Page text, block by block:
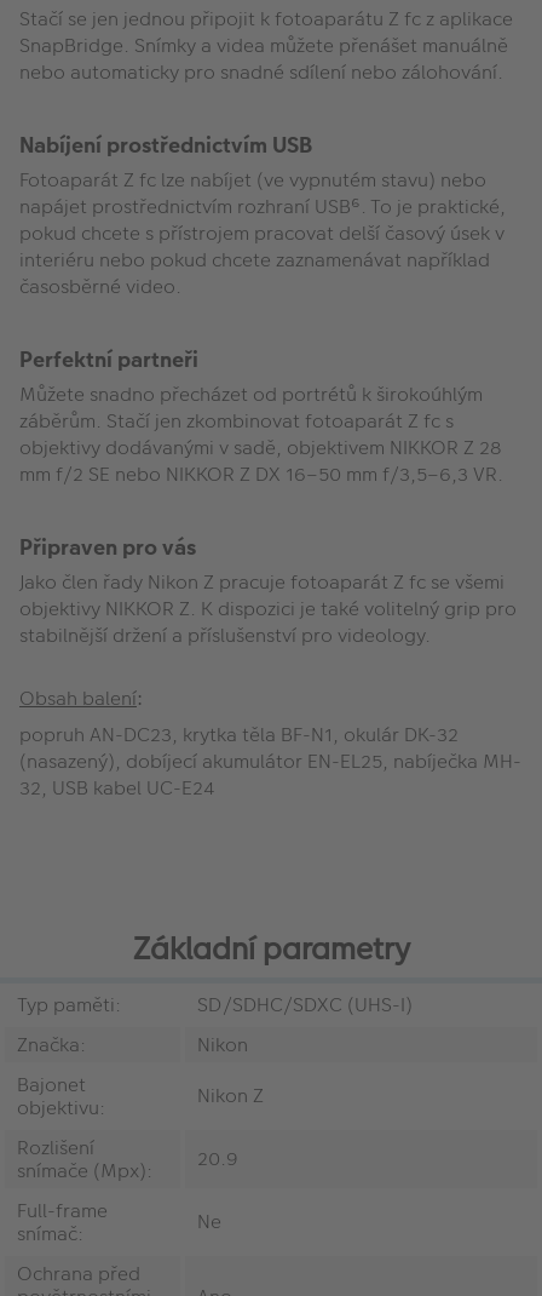
Stačí se jen jednou připojit k fotoaparátu Z fc z aplikace
SnapBridge. Snímky a videa můžete přenášet manuálně
nebo automaticky pro snadné sdílení nebo zálohování.
Nabíjení prostřednictvím USB
Fotoaparát Z fc lze nabíjet (ve vypnutém stavu) nebo
napájet prostřednictvím rozhraní USB⁶. To je praktické,
pokud chcete s přístrojem pracovat delší časový úsek v
interiéru nebo pokud chcete zaznamenávat například
časosběrné video.
Perfektní partneři
Můžete snadno přecházet od portrétů k širokoúhlým
záběrům. Stačí jen zkombinovat fotoaparát Z fc s
objektivy dodávanými v sadě, objektivem NIKKOR Z 28
mm f/2 SE nebo NIKKOR Z DX 16–50 mm f/3,5–6,3 VR.
Připraven pro vás
Jako člen řady Nikon Z pracuje fotoaparát Z fc se všemi
objektivy NIKKOR Z. K dispozici je také volitelný grip pro
stabilnější držení a příslušenství pro videology.
Obsah balení:
popruh AN-DC23, krytka těla BF-N1, okulár DK-32
(nasazený), dobíjecí akumulátor EN-EL25, nabíječka MH-
32, USB kabel UC-E24
Základní parametry
Typ paměti:
SD/SDHC/SDXC (UHS-I)
Značka:
Nikon
Bajonet
objektivu:
Nikon Z
Rozlišení
snímače (Mpx):
20.9
Full-frame
snímač:
Ne
Ochrana před